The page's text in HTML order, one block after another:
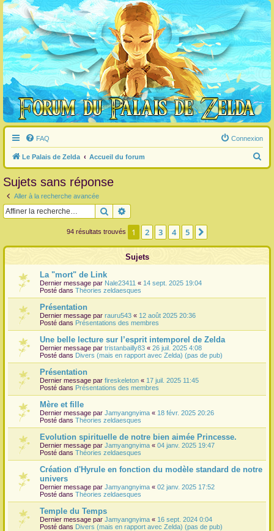
FAQ Connexion
Le Palais de Zelda Accueil du forum
e
c
Sujets sans réponse
Aller à la recherche avancée
Rechercher
94 résultats trouvés 1 2 3 4 5
Sujets
La "mort" de Link
Dernier message par Nale23411 « 14 sept. 2025 19:04
Posté dans Théories zeldaesques
Présentation
Dernier message par rauru543 « 12 août 2025 20:36
Posté dans Présentations des membres
Une belle lecture sur l’esprit intemporel de Zelda
Dernier message par tristanbailly83 « 26 juil. 2025 4:08
Posté dans Divers (mais en rapport avec Zelda) (pas de pub)
Présentation
Dernier message par fireskeleton « 17 juil. 2025 11:45
Posté dans Présentations des membres
Mère et fille
Dernier message par Jamyangnyima « 18 févr. 2025 20:26
Posté dans Théories zeldaesques
Evolution spirituelle de notre bien aimée Princesse.
Dernier message par Jamyangnyima « 04 janv. 2025 19:47
Posté dans Théories zeldaesques
Création d'Hyrule en fonction du modèle standard de notre
univers
Dernier message par Jamyangnyima « 02 janv. 2025 17:52
Posté dans Théories zeldaesques
Temple du Temps
Dernier message par Jamyangnyima « 16 sept. 2024 0:04
Posté dans Divers (mais en rapport avec Zelda) (pas de pub)